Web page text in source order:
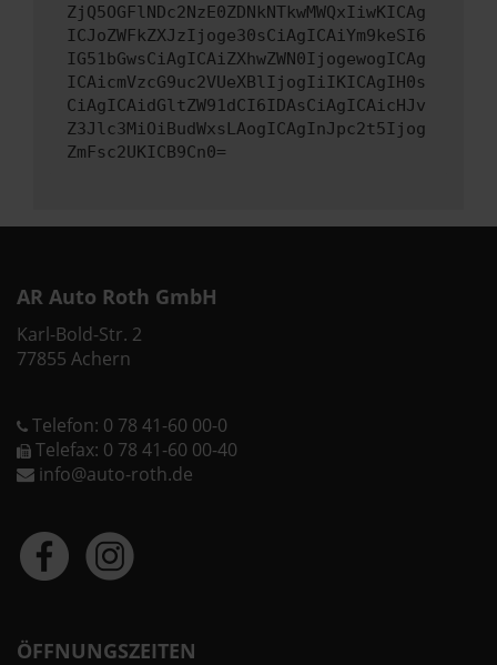
ZjQ5OGFlNDc2NzE0ZDNkNTkwMWQxIiwKICAg
ICJoZWFkZXJzIjoge30sCiAgICAiYm9keSI6
IG51bGwsCiAgICAiZXhwZWN0IjogewogICAg
ICAicmVzcG9uc2VUeXBlIjogIiIKICAgIH0s
CiAgICAidGltZW91dCI6IDAsCiAgICAicHJv
Z3Jlc3MiOiBudWxsLAogICAgInJpc2t5Ijog
ZmFsc2UKICB9Cn0=
AR Auto Roth GmbH
Karl-Bold-Str. 2
77855 Achern
Telefon: 0 78 41-60 00-0
Telefax: 0 78 41-60 00-40
info@auto-roth.de
ÖFFNUNGSZEITEN